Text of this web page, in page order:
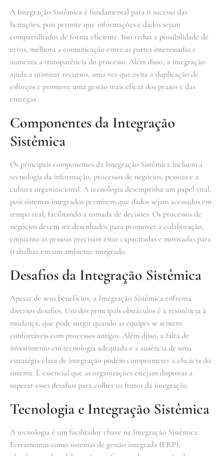
A Integração Sistêmica é fundamental para o sucesso das
licitações, pois permite que informações e dados sejam
compartilhados de forma eficiente. Isso reduz a possibilidade de
erros, melhora a comunicação entre as partes interessadas e
aumenta a transparência do processo. Além disso, a integração
ajuda a otimizar recursos, uma vez que evita a duplicação de
esforços e promove uma gestão mais eficaz dos prazos e das
entregas.
Componentes da Integração
Sistêmica
Os principais componentes da Integração Sistêmica incluem a
tecnologia da informação, processos de negócios, pessoas e a
cultura organizacional. A tecnologia desempenha um papel vital,
pois sistemas integrados permitem que dados sejam acessados em
tempo real, facilitando a tomada de decisões. Os processos de
negócios devem ser desenhados para promover a colaboração,
enquanto as pessoas precisam estar capacitadas e motivadas para
trabalhar em um ambiente integrado.
Desafios da Integração Sistêmica
Apesar de seus benefícios, a Integração Sistêmica enfrenta
diversos desafios. Um dos principais obstáculos é a resistência à
mudança, que pode surgir quando as equipes se sentem
confortáveis com processos antigos. Além disso, a falta de
investimento em tecnologia adequada e a ausência de uma
estratégia clara de integração podem comprometer a eficácia do
sistema. É essencial que as organizações estejam dispostas a
superar esses desafios para colher os frutos da integração.
Tecnologia e Integração Sistêmica
A tecnologia é um facilitador chave na Integração Sistêmica.
Ferramentas como sistemas de gestão integrada (ERP),